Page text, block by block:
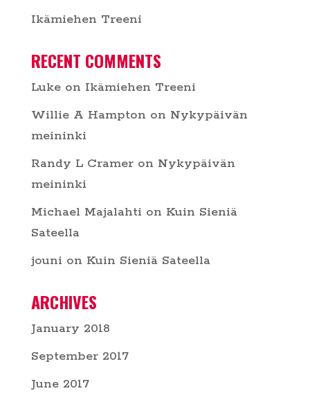
Ikämiehen Treeni
RECENT COMMENTS
Lukeon Ikämiehen Treeni
Willie A Hampton on Nykypäivän
meininki
Randy L Crameron Nykypäivän
meininki
Michael Majalahti on Kuin Sieniä
Sateella
jouni on Kuin Sieniä Sateella
ARCHIVES
January 2018
September 2017
June 2017